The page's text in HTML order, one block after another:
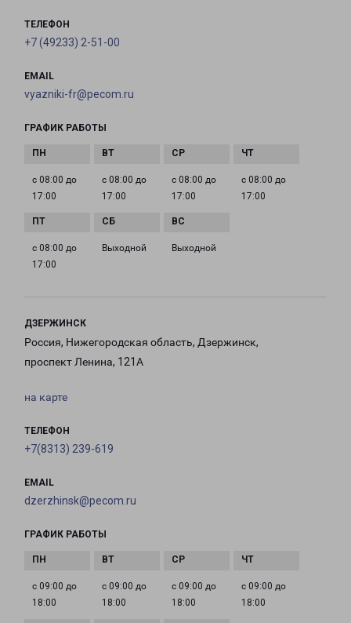
ТЕЛЕФОН
+7 (49233) 2-51-00
EMAIL
vyazniki-fr@pecom.ru
ГРАФИК РАБОТЫ
с 08:00 до
17:00
с 08:00 до
17:00
с 08:00 до
17:00
с 08:00 до
17:00
с 08:00 до
17:00
Выходной Выходной
ДЗЕРЖИНСК
Россия, Нижегородская область, Дзержинск,
проспект Ленина, 121А
на карте
ТЕЛЕФОН
+7(8313) 239-619
EMAIL
dzerzhinsk@pecom.ru
ГРАФИК РАБОТЫ
с 09:00 до
18:00
с 09:00 до
18:00
с 09:00 до
18:00
с 09:00 до
18:00